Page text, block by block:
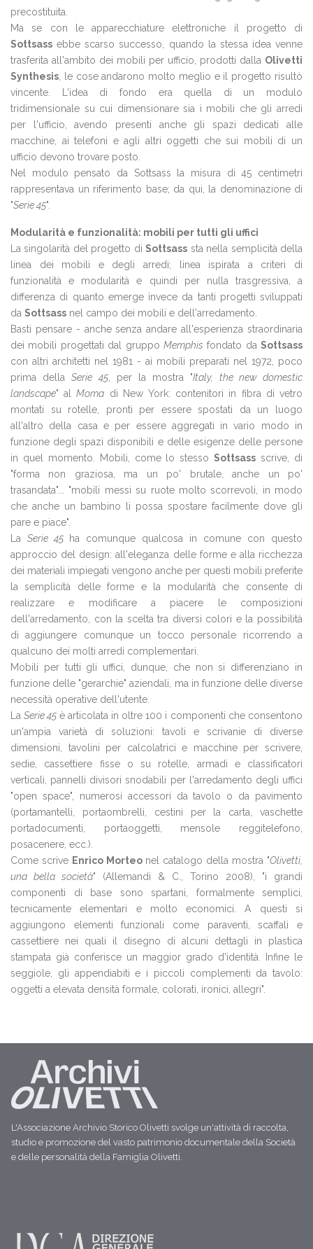
precostituita.
Ma se con le apparecchiature elettroniche il progetto di
Sottsass ebbe scarso successo, quando la stessa idea venne
trasferita all'ambito dei mobili per ufficio, prodotti dalla Olivetti
Synthesis , le cose andarono molto meglio e il progetto risultò
vincente. L'idea di fondo era quella di un modulo
tridimensionale su cui dimensionare sia i mobili che gli arredi
per l'ufficio, avendo presenti anche gli spazi dedicati alle
macchine, ai telefoni e agli altri oggetti che sui mobili di un
ufficio devono trovare posto.
Nel modulo pensato da Sottsass la misura di 45 centimetri
rappresentava un riferimento base; da qui, la denominazione di
"Serie 45".
Modularità e funzionalità: mobili per tutti gli uffici
La singolarità del progetto diSottsass sta nella semplicità della
linea dei mobili e degli arredi; linea ispirata a criteri di
funzionalità e modularità e quindi per nulla trasgressiva, a
differenza di quanto emerge invece da tanti progetti sviluppati
da Sottsass nel campo dei mobili e dell'arredamento.
Basti pensare - anche senza andare all'esperienza straordinaria
dei mobili progettati dal gruppo Memphis fondato da Sottsass
con altri architetti nel 1981 - ai mobili preparati nel 1972, poco
prima dellaSerie 45, per la mostra "Italy, the new domestic
landscape" alMoma di New York: contenitori in fibra di vetro
montati su rotelle, pronti per essere spostati da un luogo
all'altro della casa e per essere aggregati in vario modo in
funzione degli spazi disponibili e delle esigenze delle persone
in quel momento. Mobili, come lo stessoSottsass scrive, di
"forma non graziosa, ma un po' brutale, anche un po'
trasandata"... "mobili messi su ruote molto scorrevoli, in modo
che anche un bambino li possa spostare facilmente dove gli
pare e piace".
La Serie 45
ha comunque qualcosa in comune con questo
approccio del design: all'eleganza delle forme e alla ricchezza
dei materiali impiegati vengono anche per questi mobili preferite
la semplicità delle forme e la modularità che consente di
realizzare e modificare a piacere le composizioni
dell'arredamento, con la scelta tra diversi colori e la possibilità
di aggiungere comunque un tocco personale ricorrendo a
qualcuno dei molti arredi complementari.
Mobili per tutti gli uffici, dunque, che non si differenziano in
funzione delle "gerarchie" aziendali, ma in funzione delle diverse
necessità operative dell'utente.
LaSerie 45 è articolata in oltre 100 i componenti che consentono
un'ampia varietà di soluzioni: tavoli e scrivanie di diverse
dimensioni, tavolini per calcolatrici e macchine per scrivere,
sedie, cassettiere fisse o su rotelle, armadi e classificatori
verticali, pannelli divisori snodabili per l'arredamento degli uffici
"open space", numerosi accessori da tavolo o da pavimento
(portamantelli, portaombrelli, cestini per la carta, vaschette
portadocumenti, portaoggetti, mensole reggitelefono,
posacenere, ecc.).
Come scrive Enrico Morteo nel catalogo della mostra "Olivetti,
una bella società" (Allemandi & C., Torino 2008), "i grandi
componenti di base sono spartani, formalmente semplici,
tecnicamente elementari e molto economici. A questi si
aggiungono elementi funzionali come paraventi, scaffali e
cassettiere nei quali il disegno di alcuni dettagli in plastica
stampata già conferisce un maggior grado d'identità. Infine le
seggiole, gli appendiabiti e i piccoli complementi da tavolo:
oggetti a elevata densità formale, colorati, ironici, allegri".
L'Associazione Archivio Storico Olivetti svolge un'attività di raccolta,
studio e promozione del vasto patrimonio documentale della Società
e delle personalità della Famiglia Olivetti.